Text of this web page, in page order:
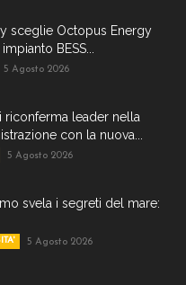
sceglie Octopus Energy
BESS...
5 Agosto 2026
riconferma leader nella
con la nuova...
5 Agosto 2026
svela i segreti del mare:
5 Agosto 2026